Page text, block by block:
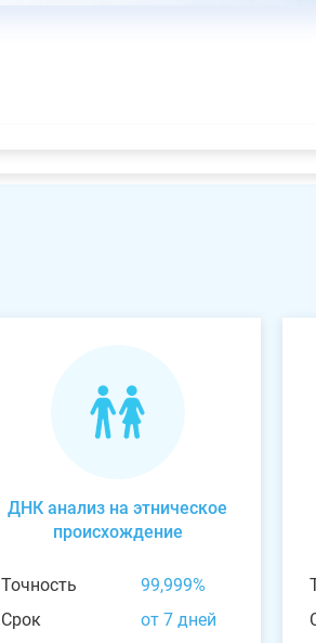
ДНК анализ на этническое
происхождение
Точность
99,999%
Срок
от 7 дней